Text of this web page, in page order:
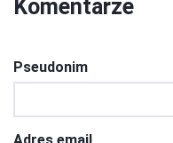
Komentarze
Pseudonim